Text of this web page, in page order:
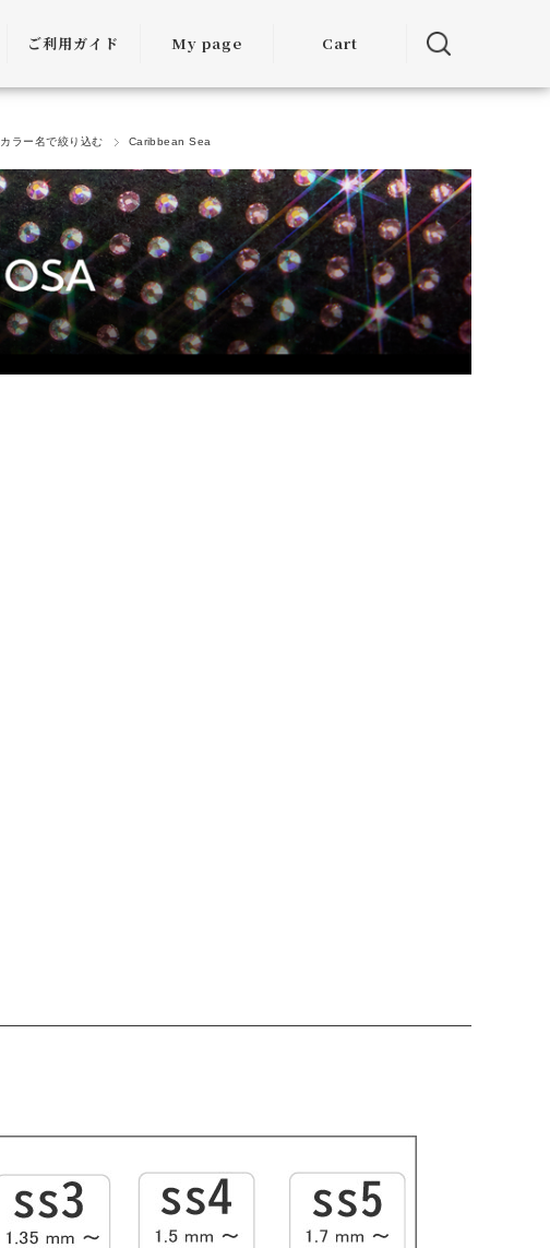
ご利用ガイド
ご利用ガイド
送料・お届けに
ついて
決済方法につい
て
返品・交換につ
いて
My page Cart
カラー名で絞り込む Caribbean Sea